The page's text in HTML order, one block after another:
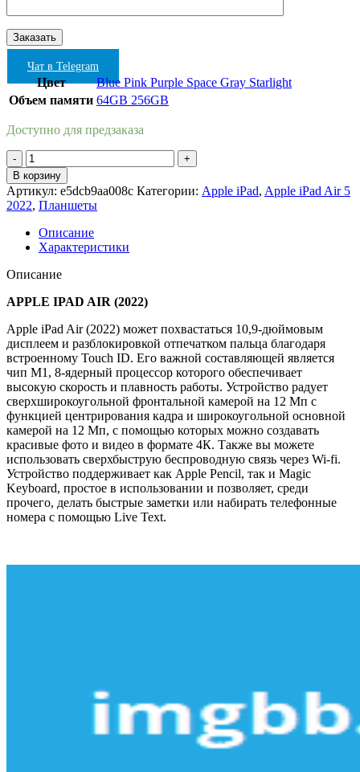
Чат в Telegram
Цвет Blue Pink Purple Space Gray Starlight
Объем памяти 64GB 256GB
Доступно для предзаказа
Количество
товара
Apple
iPad
Air
5
2022
FI
Cellular
Space
Gray
В корзину
Артикул: e5dcb9aa008c Категории: Apple iPad, Apple iPad Air 5
2022, Планшеты
Описание
Характеристики
Описание
APPLE IPAD AIR (2022)
Apple iPad Air (2022) может похвастаться 10,9-дюймовым
дисплеем и разблокировкой отпечатком пальца благодаря
встроенному Touch ID. Его важной составляющей является
чип М1, 8-ядерный процессор которого обеспечивает
высокую скорость и плавность работы. Устройство радует
сверхширокоугольной фронтальной камерой на 12 Мп с
функцией центрирования кадра и широкоугольной основной
камерой на 12 Мп, с помощью которых можно создавать
красивые фото и видео в формате 4К. Также вы можете
использовать сверхбыструю беспроводную связь через Wi-fi.
Устройство поддерживает как Apple Pencil, так и Magic
Keyboard, простое в использовании и позволяет, среди
прочего, делать быстрые заметки или набирать телефонные
номера с помощью Live Text.